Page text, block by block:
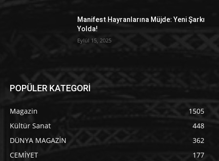
Manifest Hayranlarına Müjde: Yeni Şarkı
Yolda!
Eylül 15, 2025
POPÜLER KATEGORİ
Magazin
1505
Kültür Sanat
448
DÜNYA MAGAZİN
362
CEMİYET
177